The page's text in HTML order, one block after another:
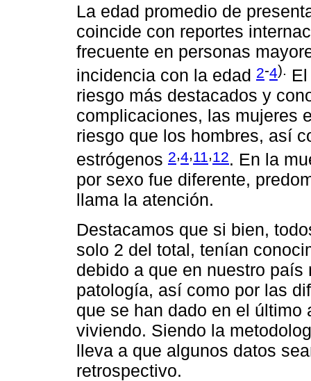
La edad promedio de
coincide con reportes
frecuente en personas
incidencia con la edad 2-4).
riesgo más destacados y
complicaciones, las mujeres
riesgo que los hombres, así
estrógenos 2,4,11,12. En la
por sexo fue diferente,
llama la atención.
Destacamos que si bien,
solo 2 del total, tenían
debido a que en nuestro
patología, así como por las
que se han dado en el último
viviendo. Siendo la
lleva a que algunos datos
retrospectivo.